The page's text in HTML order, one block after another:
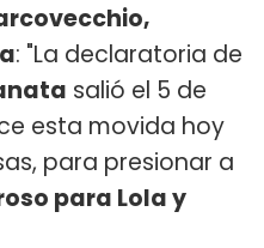
: "La declaratoria de
salió el 5 de
esta movida hoy
para presionar a
para Lola y